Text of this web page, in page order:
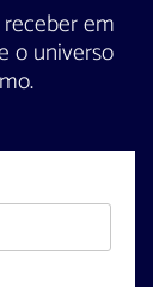
em
o universo